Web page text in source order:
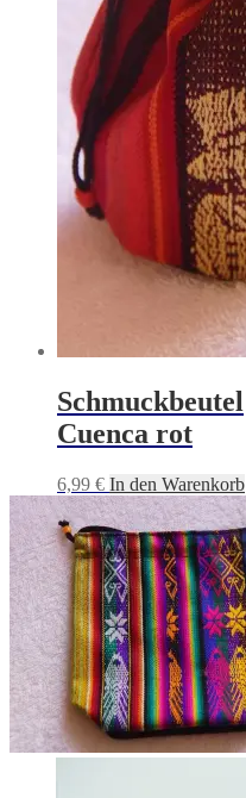
Schmuckbeutel
Cuenca rot
6,99 € In den Warenkorb